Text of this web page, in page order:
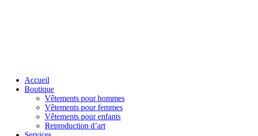
Accueil
Boutique
Vêtements pour hommes
Vêtements pour femmes
Vêtements pour enfants
Reproduction d’art